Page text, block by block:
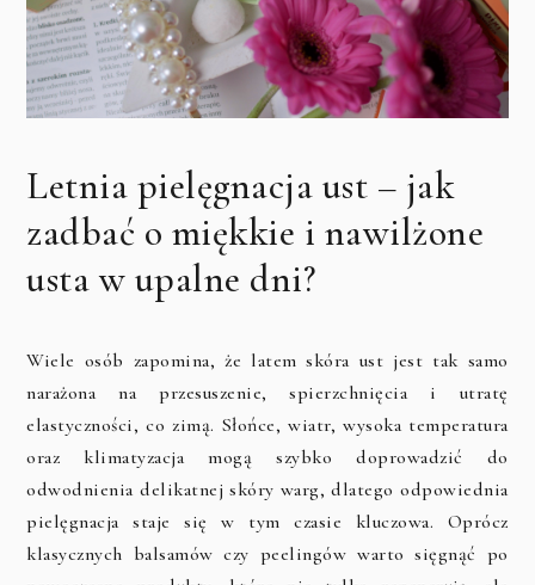
Letnia pielęgnacja ust – jak
zadbać o miękkie i nawilżone
usta w upalne dni?
Wiele osób zapomina, że latem skóra ust jest tak samo
narażona na przesuszenie, spierzchnięcia i utratę
elastyczności, co zimą. Słońce, wiatr, wysoka temperatura
oraz klimatyzacja mogą szybko doprowadzić do
odwodnienia delikatnej skóry warg, dlatego odpowiednia
pielęgnacja staje się w tym czasie kluczowa. Oprócz
klasycznych balsamów czy peelingów warto sięgnąć po